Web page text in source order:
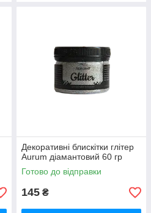
Декоративні блискітки глітер
Aurum діамантовий 60 гр
Готово до відправки
145 ₴